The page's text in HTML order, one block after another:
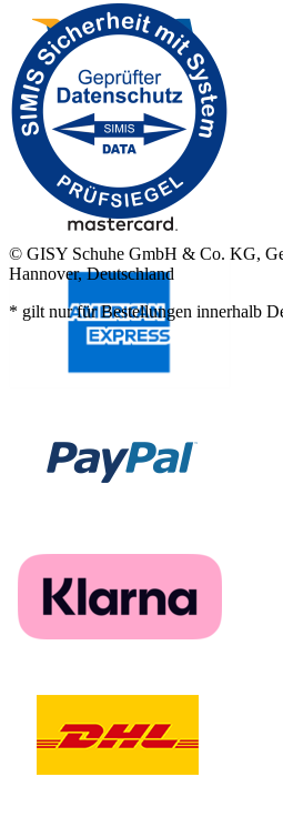
© GISY Schuhe GmbH & Co. KG,
Hannover, Deutschland
* gilt nur für Bestellungen innerhalb